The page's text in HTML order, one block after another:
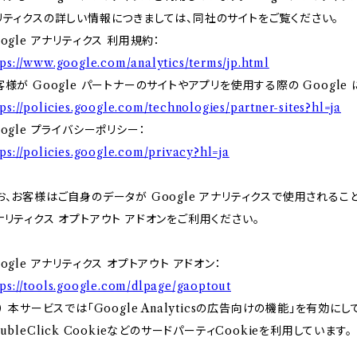
ティクスの詳しい情報につきましては、同社のサイトをご覧ください。
アナリティクス 利用規約：
www.google.com/analytics/terms/jp.html
様が Google パートナーのサイトやアプリを使用する際の Google
policies.google.com/technologies/partner-sites?hl=ja
プライバシーポリシー：
policies.google.com/privacy?hl=ja
、お客様はご自身のデータが Google アナリティクスで使用される
リティクス オプトアウト アドオンをご利用ください。
アナリティクス オプトアウト アドオン：
tools.google.com/dlpage/gaoptout
） 本サービスでは「Google Analyticsの広告向けの機能」を有効にし
CookieなどのサードパーティCookieを利用しています。